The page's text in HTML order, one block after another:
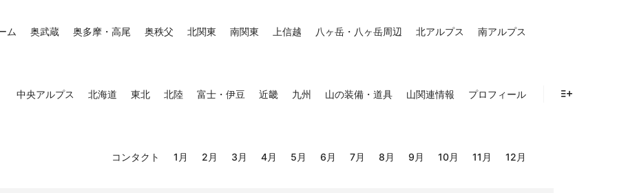
ム 奥武蔵 奥多摩・高尾 奥秩父 北関東 南関東 上信越 八ヶ岳・八ヶ岳周辺 北アルプス 南アルプス
中央アルプス 北海道 東北 北陸 富士・伊豆 近畿 九州 山の装備・道具 山関連情報 プロフィール
コンタクト 1月 2月 3月 4月 5月 6月 7月 8月 9月 10月 11月 12月